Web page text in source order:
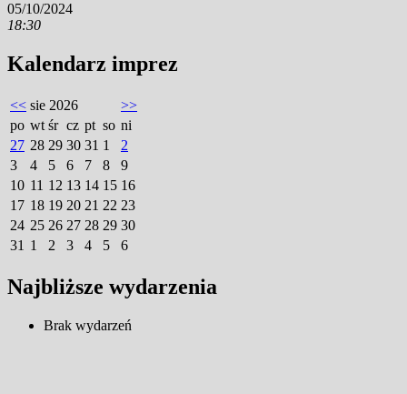
05/10/2024
18:30
Kalendarz imprez
<< sie 2026
>>
po wt śr cz pt so ni
27 28 29 30 31 1
2
3
4 5 6 7 8
9
10 11 12 13 14 15 16
17 18 19 20 21 22 23
24 25 26 27 28 29 30
31 1 2 3 4 5 6
Najbliższe wydarzenia
Brak wydarzeń